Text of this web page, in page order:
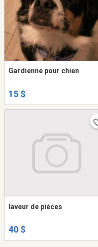
Gardienne pour chien
15 $
laveur de pièces
40 $